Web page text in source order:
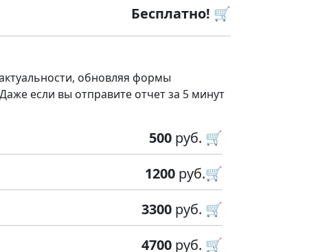
Бесплатно! 🛒
обновляя формы
если вы отправите отчет за 5 минут
500 руб. 🛒
1200 руб.🛒
3300 руб. 🛒
4700 руб. 🛒